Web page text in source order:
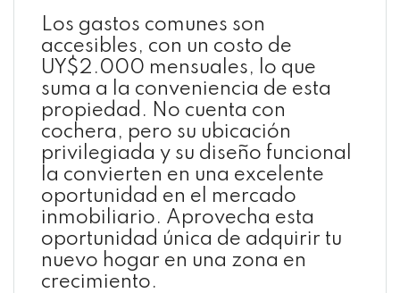
Los gastos comunes son
accesibles, con un costo de
UY$2.000 mensuales, lo que
suma a la conveniencia de esta
propiedad. No cuenta con
cochera, pero su ubicación
privilegiada y su diseño funcional
la convierten en una excelente
oportunidad en el mercado
inmobiliario. Aprovecha esta
oportunidad única de adquirir tu
nuevo hogar en una zona en
crecimiento.